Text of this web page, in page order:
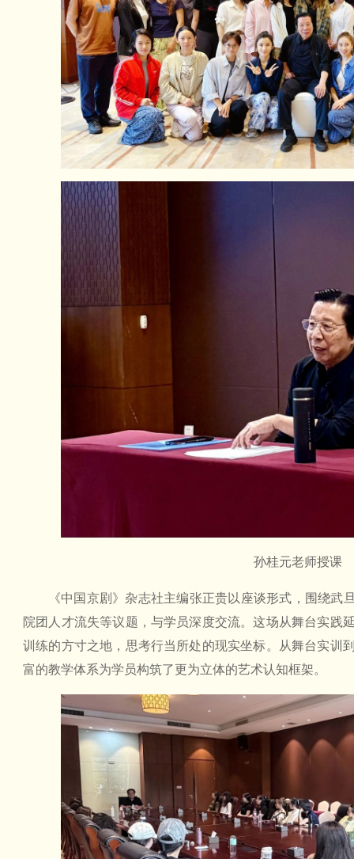
孙桂元老师授课
《中国京剧》杂志社主编张正贵以座谈形式，围绕武
院团人才流失等议题，与学员深度交流。这场从舞台实践
训练的方寸之地，思考行当所处的现实坐标。从舞台实训
富的教学体系为学员构筑了更为立体的艺术认知框架。